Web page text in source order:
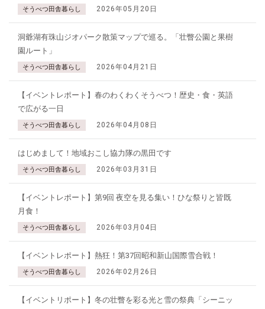
そうべつ田舎暮らし 2026年05月20日
洞爺湖有珠山ジオパーク散策マップで巡る。「壮瞥公園と果樹
園ルート」
そうべつ田舎暮らし 2026年04月21日
【イベントレポート】春のわくわくそうべつ！歴史・食・英語
で広がる一日
そうべつ田舎暮らし 2026年04月08日
はじめまして！地域おこし協力隊の黒田です
そうべつ田舎暮らし 2026年03月31日
【イベントレポート】第9回 夜空を見る集い！ひな祭りと皆既
月食！
そうべつ田舎暮らし 2026年03月04日
【イベントレポート】熱狂！第37回昭和新山国際雪合戦！
そうべつ田舎暮らし 2026年02月26日
【イベントリポート】冬の壮瞥を彩る光と雪の祭典「シーニッ